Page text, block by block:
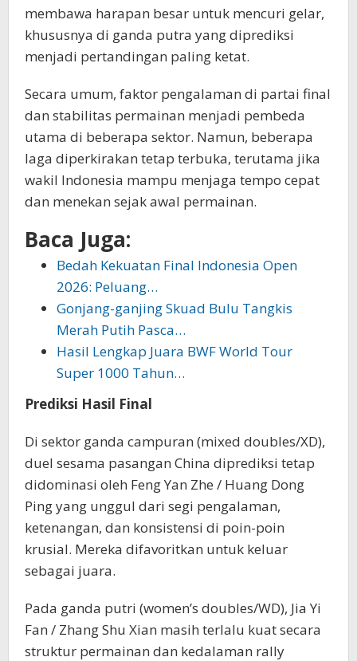
membawa harapan besar untuk mencuri gelar,
khususnya di ganda putra yang diprediksi
menjadi pertandingan paling ketat.
Secara umum, faktor pengalaman di partai final
dan stabilitas permainan menjadi pembeda
utama di beberapa sektor. Namun, beberapa
laga diperkirakan tetap terbuka, terutama jika
wakil Indonesia mampu menjaga tempo cepat
dan menekan sejak awal permainan.
Baca Juga:
Bedah Kekuatan Final Indonesia Open
2026: Peluang…
Gonjang-ganjing Skuad Bulu Tangkis
Merah Putih Pasca…
Hasil Lengkap Juara BWF World Tour
Super 1000 Tahun…
Prediksi Hasil Final
Di sektor ganda campuran (mixed doubles/XD),
duel sesama pasangan China diprediksi tetap
didominasi oleh Feng Yan Zhe / Huang Dong
Ping yang unggul dari segi pengalaman,
ketenangan, dan konsistensi di poin-poin
krusial. Mereka difavoritkan untuk keluar
sebagai juara.
Pada ganda putri (women’s doubles/WD), Jia Yi
Fan / Zhang Shu Xian masih terlalu kuat secara
struktur permainan dan kedalaman rally